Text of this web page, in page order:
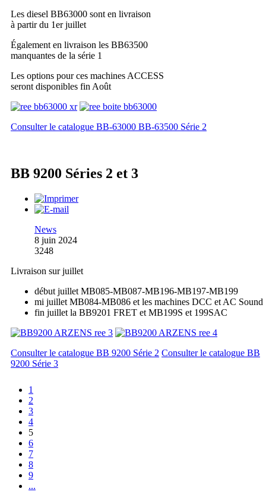
Les diesel BB63000 sont en livraison
à partir du 1er juillet
Également en livraison les BB63500
manquantes de la série 1
Les options pour ces machines ACCESS
seront disponibles fin Août
Consulter le catalogue BB-63000 BB-63500 Série 2
BB 9200 Séries 2 et 3
News
8 juin 2024
3248
Livraison sur juillet
début juillet MB085-MB087-MB196-MB197-MB199
mi juillet MB084-MB086 et les machines DCC et AC Sound
fin juillet la BB9201 FRET et MB199S et 199SAC
Consulter le catalogue BB 9200 Série 2 Consulter le catalogue BB
9200 Série 3
1
2
3
4
5
6
7
8
9
...